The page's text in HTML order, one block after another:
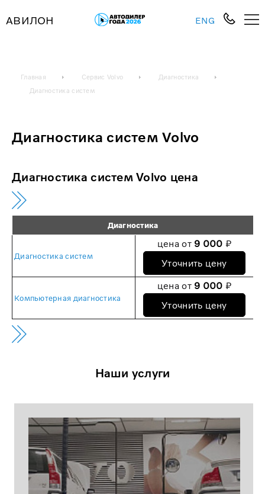
АВИЛОН ENG
Главная Сервис Volvo
Диагностика
Диагностика систем
Диагностика систем Volvo
Диагностика систем Volvo цена
Диагностика
Диагностика систем
цена от 9 000 ₽
Уточнить цену
Компьютерная диагностика
цена от 9 000 ₽
Уточнить цену
Наши услуги